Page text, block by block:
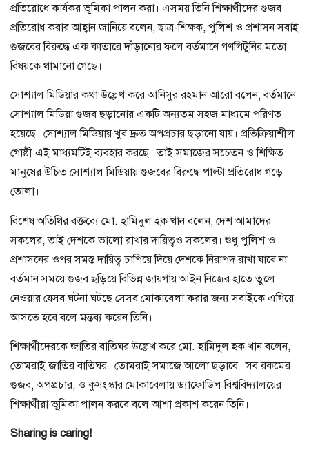
প্রতিরোধে কার্যকর ভূমিকা পালন করা। এসময় তিনি শিক্ষার্থীদের গুজব
প্রতিরোধ করার আহ্বান জানিয়ে বলেন, ছাত্র-শিক্ষক, পুলিশ ও প্রশাসন সবাই
গুজবের বিরুদ্ধে এক কাতারে দাঁড়ানোর ফলে বর্তমানে গণপিটুনির মতো
বিষয়কে থামানো গেছে।
সোশ্যাল মিডিয়ার কথা উল্লেখ করে আনিসুর রহমান আরো বলেন, বর্তমানে
সোশ্যাল মিডিয়া গুজব ছড়ানোর একটি অন্যতম সহজ মাধ্যমে পরিণত
হয়েছে। সোশ্যাল মিডিয়ায় খুব দ্রুত অপপ্রচার ছড়ানো যায়। প্রতিক্রিয়াশীল
গোষ্ঠী এই মাধ্যমটিই ব্যবহার করছে। তাই সমাজের সচেতন ও শিক্ষিত
মানুষের উচিত সোশ্যাল মিডিয়ায় গুজবের বিরুদ্ধে পাল্টা প্রতিরোধ গড়ে
তোলা।
বিশেষ অতিথির বক্তব্যে মো. হামিদুল হক খান বলেন, দেশ আমাদের
সকলের, তাই দেশকে ভালো রাখার দায়িত্বও সকলের। শুধু পুলিশ ও
প্রশাসনের ওপর সমস্ত দায়িত্ব চাপিয়ে দিয়ে দেশকে নিরাপদ রাখা যাবে না।
বর্তমান সময়ে গুজব ছড়িয়ে বিভিন্ন জায়গায় আইন নিজের হাতে তুলে
নেওয়ার যেসব ঘটনা ঘটছে সেসব মোকাবেলা করার জন্য সবাইকে এগিয়ে
আসতে হবে বলে মন্তব্য করেন তিনি।
শিক্ষার্থীদেরকে জাতির বাতিঘর উল্লেখ করে মো. হামিদুল হক খান বলেন,
তোমরাই জাতির বাতিঘর। তোমরাই সমাজে আলো ছড়াবে। সব রকমের
গুজব, অপপ্রচার, ও কুসংস্কার মোকাবেলায় ড্যাফোডিল বিশ্ববিদ্যালয়ের
শিক্ষার্থীরা ভূমিকা পালন করবে বলে আশা প্রকাশ করেন তিনি।
Sharing is caring!